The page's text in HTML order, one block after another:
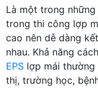
Là một trong
trong thi công lợp
cao nên dễ dàng
nhau. Khả năng
EPS lợp mái thường
thị, trường học,